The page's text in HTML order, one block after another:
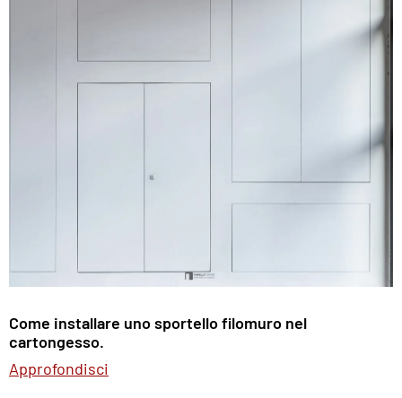
Come installare uno sportello filomuro nel
cartongesso.
Approfondisci